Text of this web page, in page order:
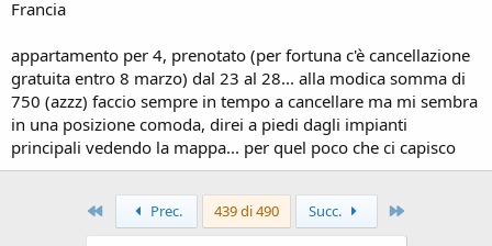
Francia
appartamento per 4, prenotato (per fortuna c'è cancellazione
gratuita entro 8 marzo) dal 23 al 28... alla modica somma di
750 (azzz) faccio sempre in tempo a cancellare ma mi sembra
in una posizione comoda, direi a piedi dagli impianti
principali vedendo la mappa... per quel poco che ci capisco
Primo Prec. 439 di 490 Succ.